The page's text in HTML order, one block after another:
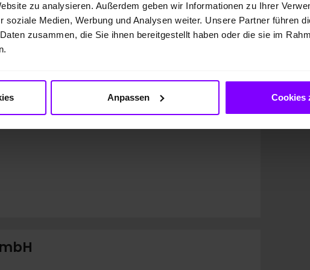
zu analysieren. Außerdem geben wir Informationen zu Ihrer
soziale Medien, Werbung und Analysen weiter. Unsere Partner führen
zusammen, die Sie ihnen bereitgestellt haben oder die sie im
Anpassen Cookies